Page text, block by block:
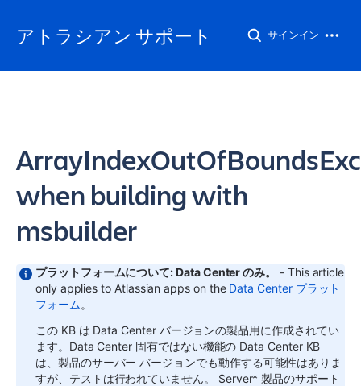
アトラシアン サポート サインイン
when building with
msbuilder
プラットフォームについて: Data Center のみ。
- This article
only applies to Atlassian apps on the Data Center プラット
フォーム。
この KB は Data Center バージョンの製品用に作成されてい
ます。Data Center 固有ではない機能の Data Center KB
は、製品のサーバー バージョンでも動作する可能性はありま
すが、テストは行われていません。 Server* 製品のサポート